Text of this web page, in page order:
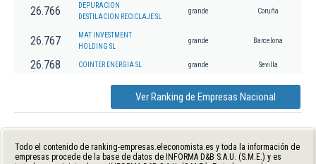
26.766
DEPURACION
DESTILACION RECICLAJE SL
grande Coruña
26.767
MAT INVESTMENT
HOLDING SL
grande Barcelona
26.768 COINTER ENERGIA SL grande Sevilla
Ver Ranking de Empresas Nacional
Todo el contenido de ranking-empresas.eleconomista.es y toda la información de
empresas procede de la base de datos de INFORMA D&B S.A.U. (S.M.E.) y es